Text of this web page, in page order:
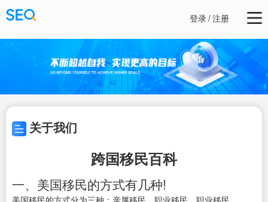
登录/注册
关于我们
跨国移民百科
一、美国移民的方式有几种!